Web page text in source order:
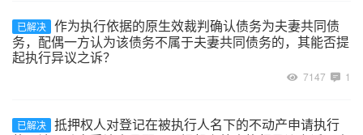
已解决 作为执行依据的原生效裁判确认债务为夫妻共同债
务，配偶一方认为该债务不属于夫妻共同债务的，其能否提
起执行异议之诉？
7147 1
已解决 抵押权人对登记在被执行人名下的不动产申请执行